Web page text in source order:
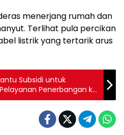
menerjang rumah dan
Terlihat pula percikan
listrik yang tertarik arus
Subsidi untuk
Penerbangan ke